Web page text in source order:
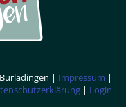
| Impressum |
| Login